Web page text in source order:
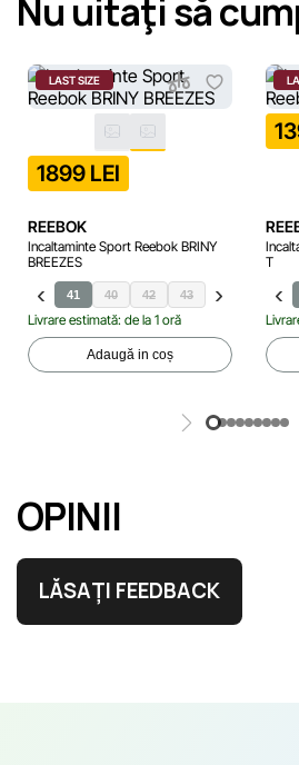
Nu uitaţi să
LAST SIZE
1899 LEI
REEBOK
Incaltaminte Sport Reebok BRINY
BREEZES
41 40 42 43 44
Livrare estimată: de la 1 oră
Adaugă in coș
T
OPINII
LĂSAȚI FEEDBACK